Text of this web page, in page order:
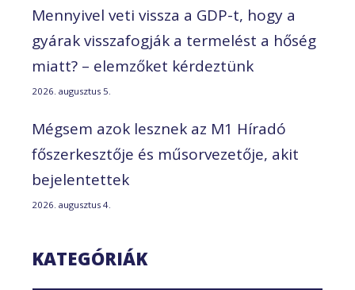
Mennyivel veti vissza a GDP-t, hogy a
gyárak visszafogják a termelést a hőség
miatt? – elemzőket kérdeztünk
2026. augusztus 5.
Mégsem azok lesznek az M1 Híradó
főszerkesztője és műsorvezetője, akit
bejelentettek
2026. augusztus 4.
KATEGÓRIÁK